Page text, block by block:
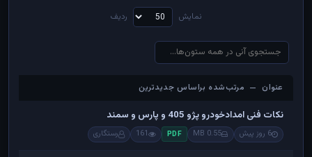
نمایش ردیف
عنوان — مرتب‌شده براساس جدیدترین
عنوان — مرتب‌شده براساس جدیدترین
نکات فنی امدادخودرو پژو 405 و پارس و سمند
6 روز پیش 0.55 MB
PDF
161 رستگاری